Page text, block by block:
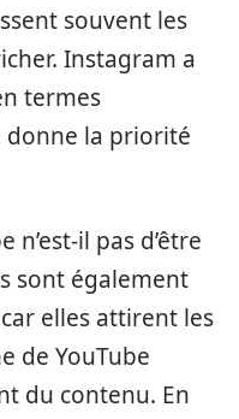
souvent les
Instagram a
termes
donne la priorité
n’est-il pas d’être
sont également
elles attirent les
de YouTube
du contenu. En